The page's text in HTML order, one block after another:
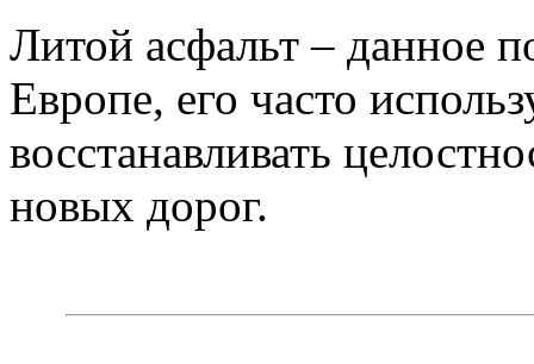
Литой асфальт – данное
Европе, его часто
восстанавливать
новых дорог.